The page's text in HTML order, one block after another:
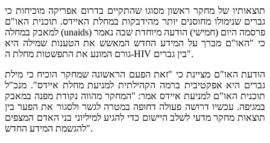
תוצאותיו של מחקר ראשון מסוגו שהתקיים בדרום אפריקה מוכיחות כי
גברים שנימולו מחוסנים יותר מהידבקות במחלת האיידס. תוכנית האו"ם
למאבק במחלה (unaids) פרסמה היום (חמישי) הודעה מיוחדת שבה נאמר
כי "האו"ם מברך על המידע החדש המאשש את הטענות שמילה היא
גורם המונע את התפשטות מחלת ה-HIV בין גברים".
הודעת האו"ם מציינת כי "זאת הפעם הראשונה שמחקר הוכיח כי מילת
גברים היא אפקטיבית ברמה הקהילתית למניעת מחלת איידס". מנכ"ל
תוכנית האו"ם למניעת איידס אמר: "המחקר מהווה נקודת מפנה במאבק
במגיפה. עכשיו דרושה פעולה דחופה במטרה לגשר ולסגור את הפער בין
תוצאות מחקר מדעי לשלב היישום כדי להגיע למיליוני בני האדם המצפים
להגשמת המידע החדש".